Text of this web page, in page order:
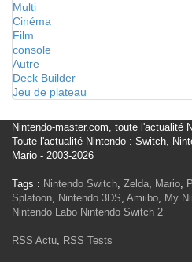
Multi
Cinéma
Film
console
Autre
Deck Builder
Jeu de plateau
Nintendo-master.com, toute l'actualité
Toute l'actualité Nintendo : Switch,
Mario - 2003-2026
Tags : Nintendo Switch, Zelda, Mario,
Splatoon, Nintendo 3DS, Amiibo, My
Nintendo Labo Nintendo Switch 2
RSS Actu, RSS Tests